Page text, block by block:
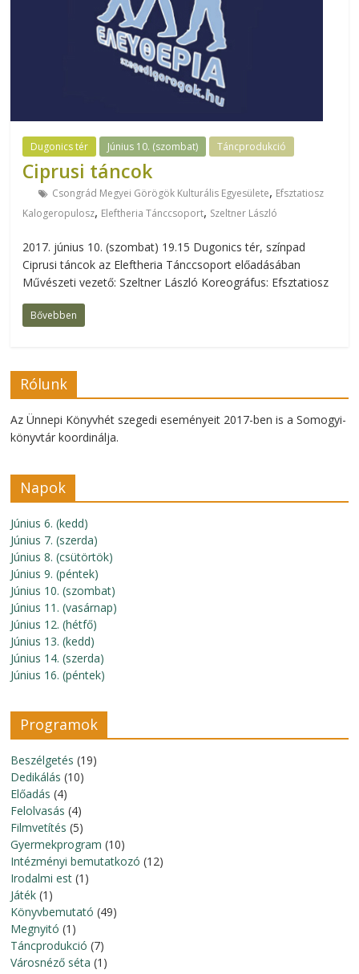
Dugonics tér Június 10. (szombat) Táncprodukció
Ciprusi táncok
Csongrád Megyei Görögök Kulturális Egyesülete, Efsztatiosz
Kalogeropulosz, Eleftheria Tánccsoport, Szeltner László
2017. június 10. (szombat) 19.15 Dugonics tér, színpad
Ciprusi táncok az Eleftheria Tánccsoport előadásában
Művészeti vezető: Szeltner László Koreográfus: Efsztatiosz
Bővebben
Rólunk
Az Ünnepi Könyvhét szegedi eseményeit 2017-ben is a Somogyi-
könyvtár koordinálja.
Napok
Június 6. (kedd)
Június 7. (szerda)
Június 8. (csütörtök)
Június 9. (péntek)
Június 10. (szombat)
Június 11. (vasárnap)
Június 12. (hétfő)
Június 13. (kedd)
Június 14. (szerda)
Június 16. (péntek)
Programok
Beszélgetés (19)
Dedikálás (10)
Előadás (4)
Felolvasás (4)
Filmvetítés (5)
Gyermekprogram (10)
Intézményi bemutatkozó (12)
Irodalmi est (1)
Játék (1)
Könyvbemutató (49)
Megnyitó (1)
Táncprodukció (7)
Városnéző séta (1)